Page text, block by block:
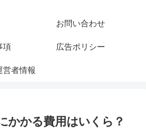
お問い合わせ
項 広告ポリシー
営者情報
かかる費用はいくら？